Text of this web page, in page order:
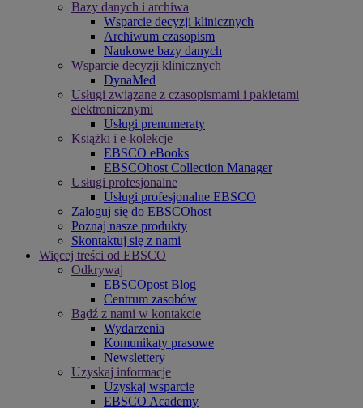
Bazy danych i archiwa
Wsparcie decyzji klinicznych
Archiwum czasopism
Naukowe bazy danych
Wsparcie decyzji klinicznych
DynaMed
Usługi związane z czasopismami i pakietami
elektronicznymi
Usługi prenumeraty
Książki i e-kolekcje
EBSCO eBooks
EBSCOhost Collection Manager
Usługi profesjonalne
Usługi profesjonalne EBSCO
Zaloguj się do EBSCOhost
Poznaj nasze produkty
Skontaktuj się z nami
Więcej treści od EBSCO
Odkrywaj
EBSCOpost Blog
Centrum zasobów
Bądź z nami w kontakcie
Wydarzenia
Komunikaty prasowe
Newslettery
Uzyskaj informacje
Uzyskaj wsparcie
EBSCO Academy